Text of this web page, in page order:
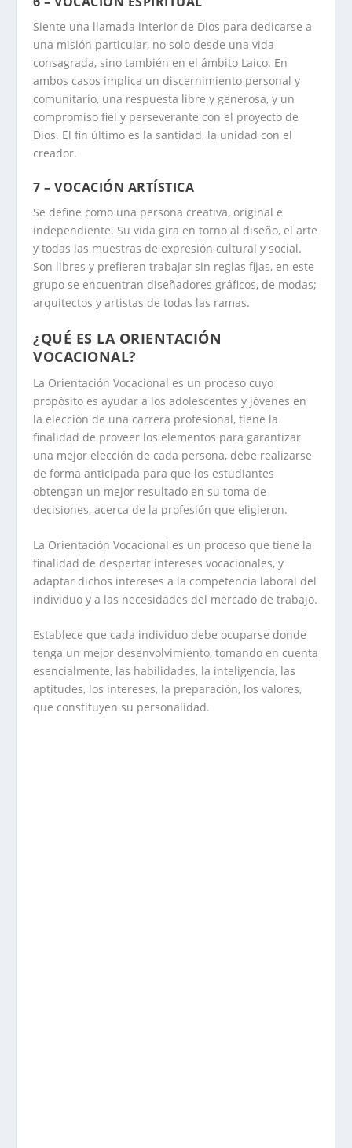
Siente una llamada interior de Dios para dedicarse a
una misión particular, no solo desde una vida
consagrada, sino también en el ámbito Laico. En
ambos casos implica un discernimiento personal y
comunitario, una respuesta libre y generosa, y un
compromiso fiel y perseverante con el proyecto de
Dios. El fin último es la santidad, la unidad con el
creador.
7 – VOCACIÓN ARTÍSTICA
Se define como una persona creativa, original e
independiente. Su vida gira en torno al diseño, el arte
y todas las muestras de expresión cultural y social.
Son libres y prefieren trabajar sin reglas fijas, en este
grupo se encuentran diseñadores gráficos, de modas;
arquitectos y artistas de todas las ramas.
¿QUÉ ES LA ORIENTACIÓN
VOCACIONAL?
La Orientación Vocacional es un proceso cuyo
propósito es ayudar a los adolescentes y jóvenes en
la elección de una carrera profesional, tiene la
finalidad de proveer los elementos para garantizar
una mejor elección de cada persona, debe realizarse
de forma anticipada para que los estudiantes
obtengan un mejor resultado en su toma de
decisiones, acerca de la profesión que eligieron.
La Orientación Vocacional es un proceso que tiene la
finalidad de despertar intereses vocacionales, y
adaptar dichos intereses a la competencia laboral del
individuo y a las necesidades del mercado de trabajo.
Establece que cada individuo debe ocuparse donde
tenga un mejor desenvolvimiento, tomando en cuenta
esencialmente, las habilidades, la inteligencia, las
aptitudes, los intereses, la preparación, los valores,
que constituyen su personalidad.